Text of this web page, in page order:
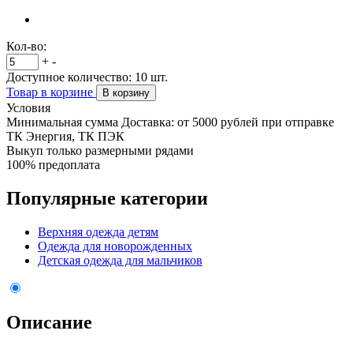
Кол-во:
+ -
Доступное количество: 10 шт.
Товар в корзине
В корзину
Условия
Минимальная сумма Доставка: от 5000 рублей при отправке
ТК Энергия, ТК ПЭК
Выкуп только размерными рядами
100% предоплата
Популярные категории
Верхняя одежда детям
Одежда для новорожденных
Детская одежда для мальчиков
Описание